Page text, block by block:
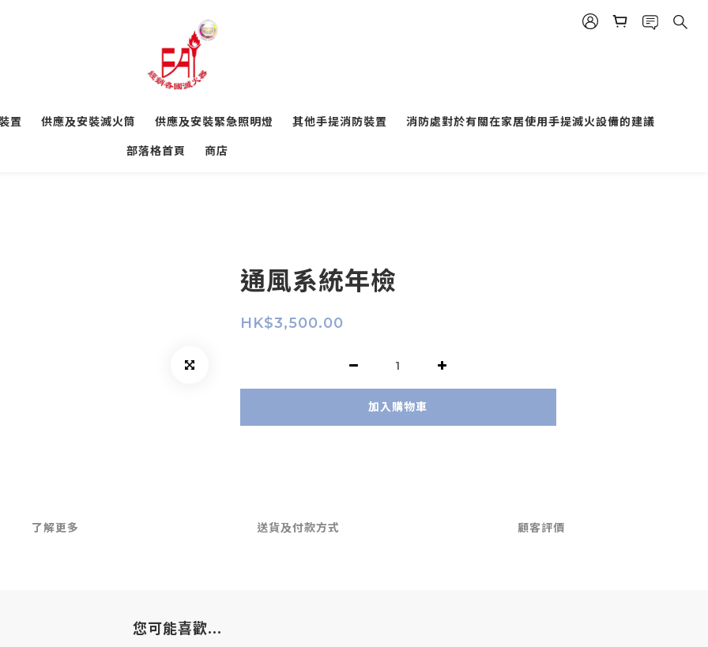
置 供應及安裝滅火筒 供應及安裝緊急照明燈 其他手提消防裝置 消防處對於有關在家居使用手提滅火設備的建議
部落格首頁 商店
通風系統年檢
HK$3,500.00
加入購物車
了解更多 送貨及付款方式 顧客評價
您可能喜歡...